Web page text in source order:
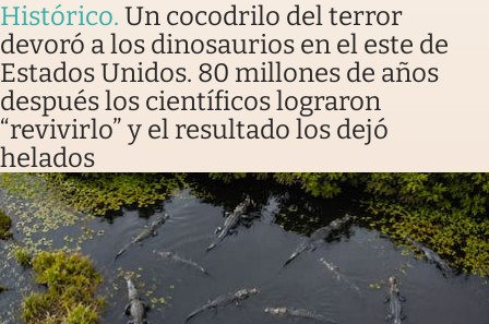
Histórico. Un cocodrilo del terror
devoró a los dinosaurios en el este de
Estados Unidos. 80 millones de años
después los científicos lograron
“revivirlo” y el resultado los dejó
helados